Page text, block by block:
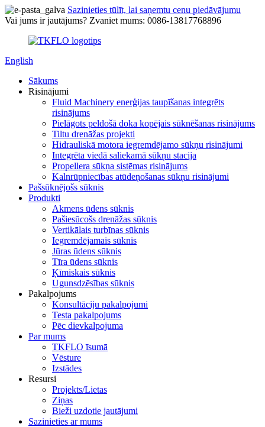
Sazinieties tūlīt, lai saņemtu cenu piedāvājumu
Vai jums ir jautājums? Zvaniet mums: 0086-13817768896
English
Sākums
Risinājumi
Fluid Machinery enerģijas taupīšanas integrēts
risinājums
Pielāgots peldošā doka kopējais sūknēšanas risinājums
Tiltu drenāžas projekti
Hidrauliskā motora iegremdējamo sūkņu risinājumi
Integrēta viedā saliekamā sūkņu stacija
Propellera sūkņa sistēmas risinājums
Kalnrūpniecības atūdeņošanas sūkņu risinājumi
Pašsūknējošs sūknis
Produkti
Akmens ūdens sūknis
Pašiesūcošs drenāžas sūknis
Vertikālais turbīnas sūknis
Iegremdējamais sūknis
Jūras ūdens sūknis
Tīra ūdens sūknis
Ķīmiskais sūknis
Ugunsdzēsības sūknis
Pakalpojums
Konsultāciju pakalpojumi
Testa pakalpojums
Pēc dievkalpojuma
Par mums
TKFLO īsumā
Vēsture
Izstādes
Resursi
Projekts/Lietas
Ziņas
Bieži uzdotie jautājumi
Sazinieties ar mums